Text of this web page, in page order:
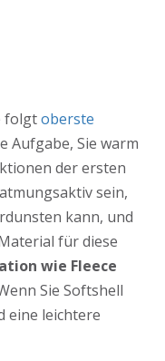
folgtoberste
Aufgabe, Sie warm
der ersten
sein,
kann, und
für diese
wie Fleece
Sie Softshell
eine leichtere